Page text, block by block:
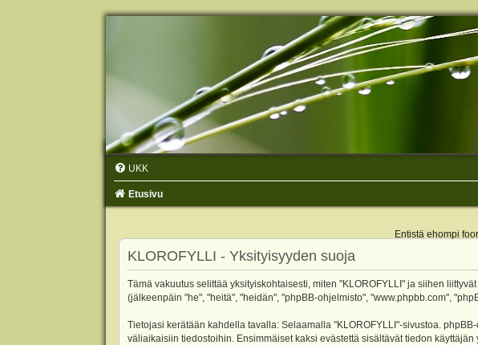
UKK
Etusivu
Entistä ehompi
KLOROFYLLI - Yksityisyyden suoja
Tämä vakuutus selittää yksityiskohtaisesti, miten "KLOROFYLLI" ja siihen
(jälkeenpäin "he", "heitä", "heidän", "phpBB-ohjelmisto", "www.phpbb.com",
Tietojasi kerätään kahdella tavalla: Selaamalla "KLOROFYLLI"-sivustoa.
väliaikaisiin tiedostoihin. Ensimmäiset kaksi evästettä sisältävät tiedon